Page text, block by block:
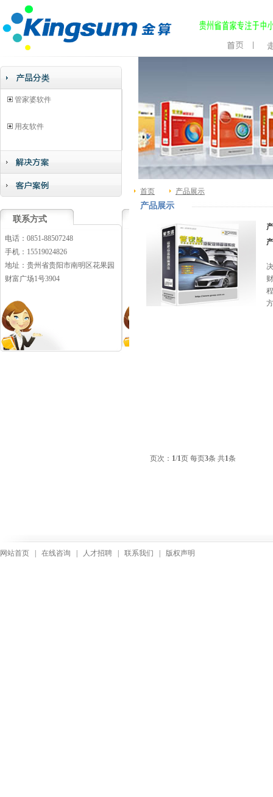
管家婆软件
用友软件
联系方式
电话：0851-88507248
手机：15519024826
地址：贵州省贵阳市南明区花果园
财富广场1号3904
首页 产品展示
产品展示
页次： 1/1页 每页3条 共1条
网站首页 在线咨询 人才招聘 联系我们 版权声明